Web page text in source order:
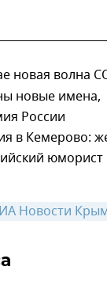
новая волна
новые имена,
России
в Кемерово:
юморист
Новости